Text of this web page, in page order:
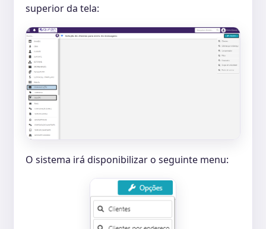
superior da tela:
O sistema irá disponibilizar o seguinte menu: